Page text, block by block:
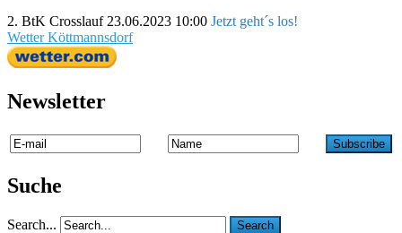
2. BtK Crosslauf 23.06.2023 10:00 Jetzt geht´s los!
Wetter Köttmannsdorf
Newsletter
Suche
Search... Search